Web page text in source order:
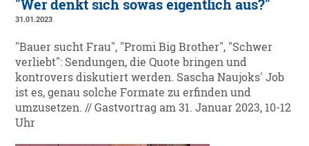
"Wer denkt sich sowas eigentlich aus?"
31.01.2023
"Bauer sucht Frau", "Promi Big Brother", "Schwer
verliebt": Sendungen, die Quote bringen und
kontrovers diskutiert werden. Sascha Naujoks' Job
ist es, genau solche Formate zu erfinden und
umzusetzen. // Gastvortrag am 31. Januar 2023, 10-12
Uhr